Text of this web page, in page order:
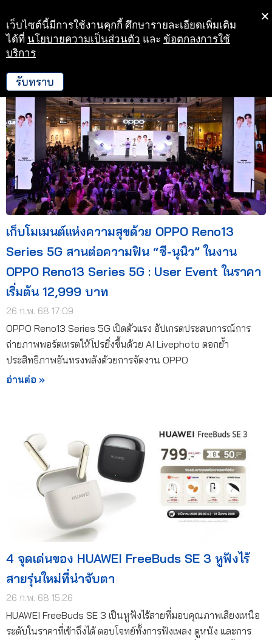
Skip
to
เก็บโมเมนต์แห่งความสุขด้วย OPPO Reno13
Series 5G สานต่อความฟิน “ซี-นุนิว” ในงาน
OPPO Reno13 Series 5G : User Event ในราคา
เริ่มต้น 12,999 บาท
26 ก.พ. 68 17:09
OPPO Reno13 Series 5G เปิดตัวแรง อัปเกรดประสบการณ์การ
ถ่ายภาพพอร์ตเทรตให้โปรยิ่งขึ้นด้วย AI Livephoto ตอกย้ำ
ประสิทธิภาพอันทรงพลังด้วยการจัดงาน OPPO
อ่านต่อ »
4 จุดเด่นของ HUAWEI FreeBuds SE 3 หูฟังไร้
สายรุ่นใหม่ที่น่าจับตา
26 ก.พ. 68 15:26
HUAWEI FreeBuds SE 3 เป็นหูฟังไร้สายที่มอบคุณภาพเสียงเหนือ
ระดับในราคาที่เข้าถึงได้ ตอบโจทย์ทั้งการฟังเพลง ดูหนัง และการ
เว็บไซต์นี้มีการใช้งานคุกกี้ ศึกษารายละเอียดเพิ่มเติม
ได้ที่ นโยบายความเป็นส่วนตัว และ ข้อตกลงการใช้
บริการ
รับทราบ